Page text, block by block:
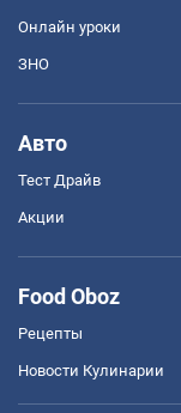
Онлайн уроки
ЗНО
Авто
Тест Драйв
Акции
Food Oboz
Рецепты
Новости Кулинарии